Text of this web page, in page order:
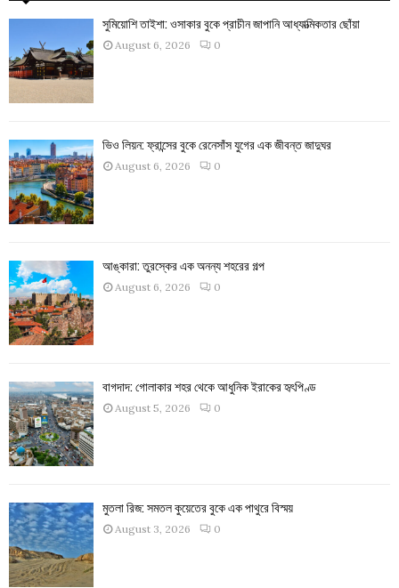
সুমিয়োশি তাইশা: ওসাকার বুকে প্রাচীন জাপানি আধ্যাত্মিকতার ছোঁয়া
August 6, 2026 0
ভিও লিয়ন: ফ্রান্সের বুকে রেনেসাঁস যুগের এক জীবন্ত জাদুঘর
August 6, 2026 0
আঙ্কারা: তুরস্কের এক অনন্য শহরের গল্প
August 6, 2026 0
বাগদাদ: গোলাকার শহর থেকে আধুনিক ইরাকের হৃৎপিণ্ড
August 5, 2026 0
মুতলা রিজ: সমতল কুয়েতের বুকে এক পাথুরে বিস্ময়
August 3, 2026 0